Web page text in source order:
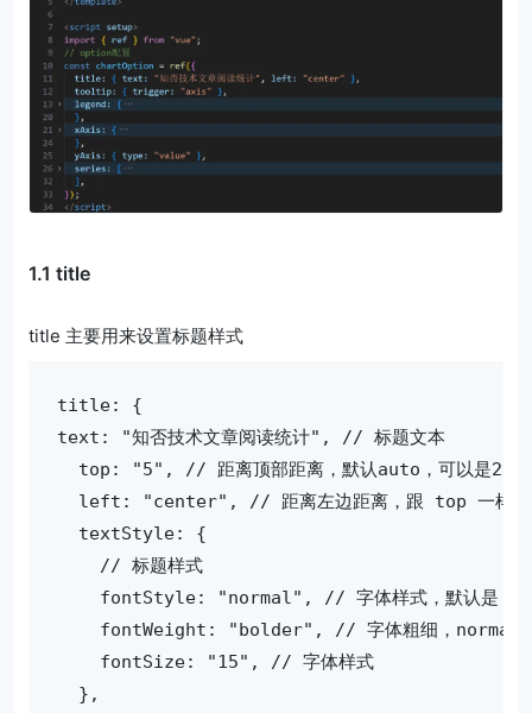
1.1 title
title 主要用来设置标题样式
title: {
text: "知否技术文章阅读统计", // 标题文本
top: "5", // 距离顶部距离，默认auto，可以是20这
left: "center", // 距离左边距离，跟 top 一样，
textStyle: {
// 标题样式
fontStyle: "normal", // 字体样式，默认是
fontWeight: "bolder", // 字体粗细，normal、
fontSize: "15", // 字体样式
},